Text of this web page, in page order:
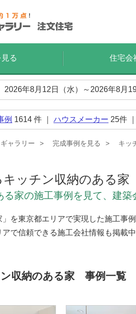
る 住宅会
年8月12日（水）～2026年8月
例 1614 件 ｜ ハウスメーカー 25件
ャラリー 完成事例を見る キッ
ッチン収納のある家
る家の施工事例を見て、建
」を東京都エリアで実現した施工
で信頼できる施工会社情報も掲載
収納のある家 事例一覧